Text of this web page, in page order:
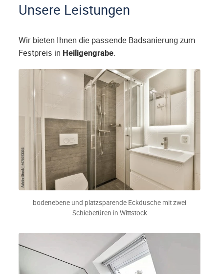
Unsere Leistungen
Wir bieten Ihnen die passende Badsanierung zum
Festpreis in Heiligengrabe.
bodenebene und platzsparende Eckdusche mit zwei
Schiebetüren in Wittstock